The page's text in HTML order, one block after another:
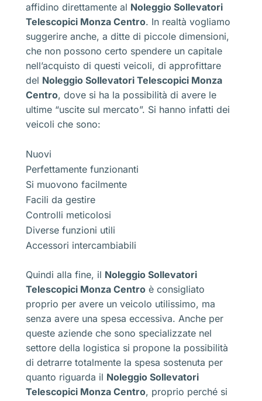
affidino direttamente al Noleggio Sollevatori
Telescopici Monza Centro. In realtà vogliamo
suggerire anche, a ditte di piccole dimensioni,
che non possono certo spendere un capitale
nell’acquisto di questi veicoli, di approfittare
del Noleggio Sollevatori Telescopici Monza
Centro, dove si ha la possibilità di avere le
ultime “uscite sul mercato”. Si hanno infatti dei
veicoli che sono:
Nuovi
Perfettamente funzionanti
Si muovono facilmente
Facili da gestire
Controlli meticolosi
Diverse funzioni utili
Accessori intercambiabili
Quindi alla fine, il Noleggio Sollevatori
Telescopici Monza Centro è consigliato
proprio per avere un veicolo utilissimo, ma
senza avere una spesa eccessiva. Anche per
queste aziende che sono specializzate nel
settore della logistica si propone la possibilità
di detrarre totalmente la spesa sostenuta per
quanto riguarda il Noleggio Sollevatori
Telescopici Monza Centro, proprio perché si